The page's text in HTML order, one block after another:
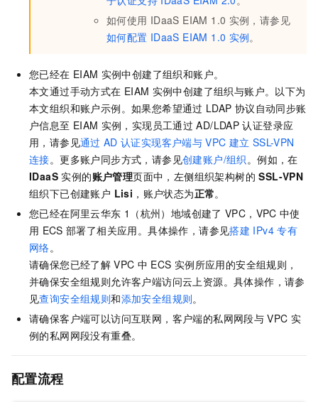
如何使用 IDaaS EIAM 1.0 实例，请参见
如何配置 IDaaS EIAM 1.0 实例。
您已经在 EIAM 实例中创建了组织和账户。
本文通过手动方式在 EIAM 实例中创建了组织与账户。以下为
本文组织和账户示例。如果您希望通过 LDAP 协议自动同步账
户信息至 EIAM 实例，实现员工通过 AD/LDAP 认证登录应
用，请参见通过 AD 认证实现客户端与 VPC 建立 SSL-VPN
连接。更多账户同步方式，请参见创建账户/组织 。例如，在
IDaaS 实例的账户管理页面中，左侧组织架构树的SSL-VPN
组织下已创建账户 Lisi ，账户状态为正常。
您已经在阿里云华东 1（杭州）地域创建了 VPC，VPC 中使
用 ECS 部署了相关应用。具体操作，请参见搭建 IPv4 专有
网络。
请确保您已经了解 VPC 中 ECS 实例所应用的安全组规则，
并确保安全组规则允许客户端访问云上资源。具体操作，请参
见查询安全组规则和添加安全组规则。
请确保客户端可以访问互联网，客户端的私网网段与 VPC 实
例的私网网段没有重叠。
配置流程